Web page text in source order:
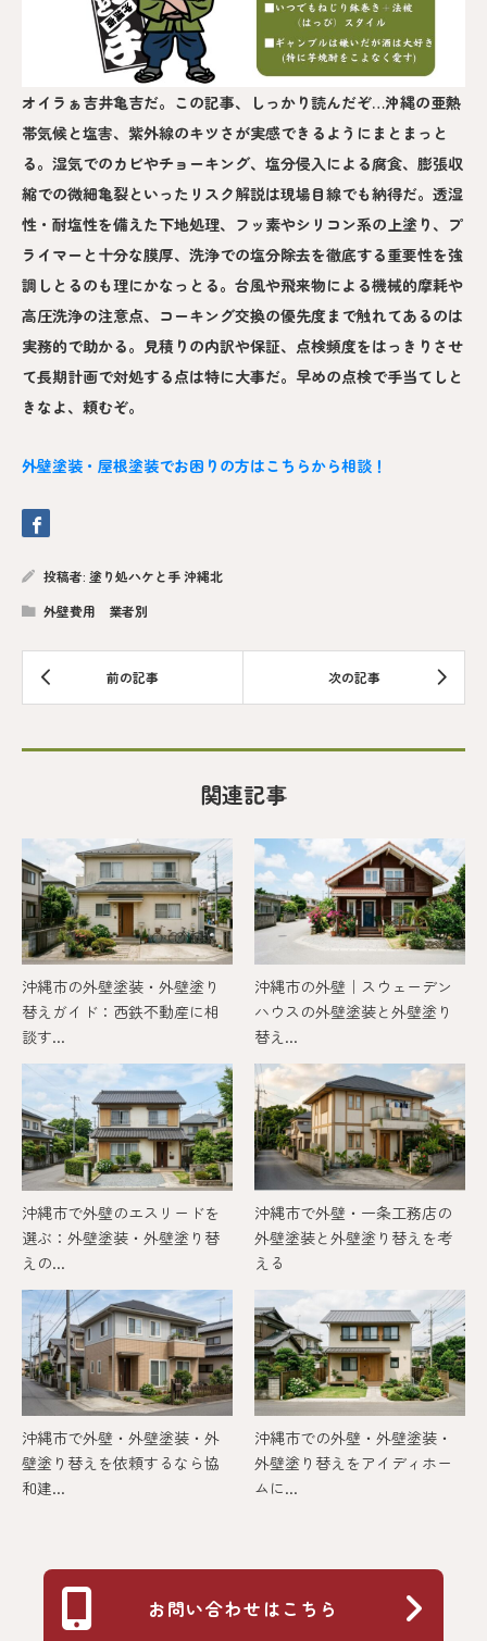
オイラぁ吉井亀吉だ。この記事、しっかり読んだぞ…沖縄の亜熱
帯気候と塩害、紫外線のキツさが実感できるようにまとまっと
る。湿気でのカビやチョーキング、塩分侵入による腐食、膨張収
縮での微細亀裂といったリスク解説は現場目線でも納得だ。透湿
性・耐塩性を備えた下地処理、フッ素やシリコン系の上塗り、プ
ライマーと十分な膜厚、洗浄での塩分除去を徹底する重要性を強
調しとるのも理にかなっとる。台風や飛来物による機械的摩耗や
高圧洗浄の注意点、コーキング交換の優先度まで触れてあるのは
実務的で助かる。見積りの内訳や保証、点検頻度をはっきりさせ
て長期計画で対処する点は特に大事だ。早めの点検で手当てしと
きなよ、頼むぞ。
外壁塗装・屋根塗装でお困りの方はこちらから相談！
投稿者: 塗り処ハケと手 沖縄北
外壁費用 業者別
関連記事
沖縄市の外壁塗装・外壁塗り
替えガイド：西鉄不動産に相
談す...
沖縄市の外壁｜スウェーデン
ハウスの外壁塗装と外壁塗り
替え...
沖縄市で外壁のエスリードを
選ぶ：外壁塗装・外壁塗り替
えの...
沖縄市で外壁・一条工務店の
外壁塗装と外壁塗り替えを考
える
沖縄市で外壁・外壁塗装・外
壁塗り替えを依頼するなら協
和建...
沖縄市での外壁・外壁塗装・
外壁塗り替えをアイディホー
ムに...
お問い合わせはこちら